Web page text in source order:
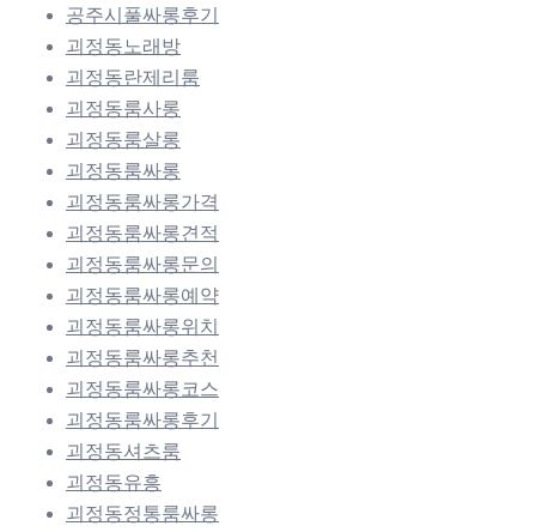
공주시풀싸롱후기
괴정동노래방
괴정동란제리룸
괴정동룸사롱
괴정동룸살롱
괴정동룸싸롱
괴정동룸싸롱가격
괴정동룸싸롱견적
괴정동룸싸롱문의
괴정동룸싸롱예약
괴정동룸싸롱위치
괴정동룸싸롱추천
괴정동룸싸롱코스
괴정동룸싸롱후기
괴정동셔츠룸
괴정동유흥
괴정동정통룸싸롱